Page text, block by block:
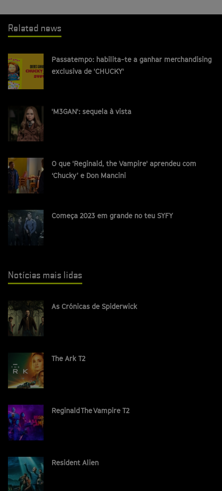
Related news
Passatempo: habilita-te a ganhar merchandising
exclusiva de 'CHUCKY'
'M3GAN': sequela à vista
O que 'Reginald, the Vampire' aprendeu com
‘Chucky’ e Don Mancini
Começa 2023 em grande no teu SYFY
Notícias mais lidas
As Crónicas de Spiderwick
The Ark T2
Reginald The Vampire T2
Resident Alien